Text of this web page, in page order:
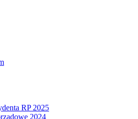
RP 2025
2024